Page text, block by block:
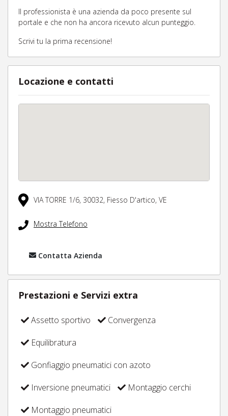
Il professionista è una azienda da poco presente sul
portale e che non ha ancora ricevuto alcun punteggio.
Scrivi tu la prima recensione!
Locazione e contatti
VIA TORRE 1/6, 30032, Fiesso D'artico, VE
Mostra Telefono
Contatta Azienda
Prestazioni e Servizi extra
Assetto sportivo
Convergenza
Equilibratura
Gonfiaggio pneumatici con azoto
Inversione pneumatici
Montaggio cerchi
Montaggio pneumatici